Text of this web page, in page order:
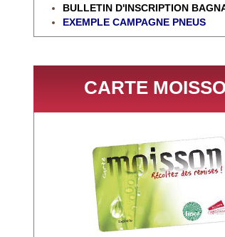
BULLETIN D'INSCRIPTION
EXEMPLE CAMPAGNE PNEUS
CARTE